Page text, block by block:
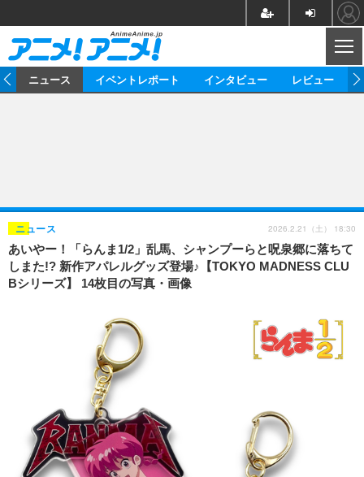
ゲーム グッズ
イベント
海外イベント ビジネス
俳優・タレント アーティスト
ビジネス
アニメ 実写
書評
ゲーム 座談会
動画
アニメ
アニメ！アニメ！TV ABEMA Cafe
連載・コラム
ニュース イベントレポート インタビュー レビュー
あいやー！「らんま1/2」乱馬、シャンプーらと呪泉郷に落ちて
しまた!? 新作アパレルグッズ登場♪【TOKYO MADNESS CLU
Bシリーズ】 14枚目の写真・画像
ニュース 2026.2.21（土） 18:30